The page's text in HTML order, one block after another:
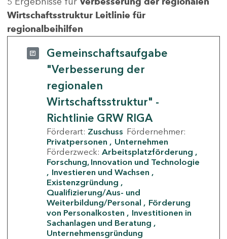
Wirtschaftsstruktur Leitlinie für
regionalbeihilfen
Gemeinschaftsaufgabe
"Verbesserung der
regionalen
Wirtschaftsstruktur" -
Richtlinie GRW RIGA
Förderart: Zuschuss Fördernehmer:
Privatpersonen
Unternehmen
Förderzweck: Arbeitsplatzförderung
Forschung, Innovation und Technologie
Investieren und Wachsen
Existenzgründung
Qualifizierung/Aus- und
Weiterbildung/Personal
Förderung
von Personalkosten
Investitionen in
Sachanlagen und Beratung
Unternehmensgründung